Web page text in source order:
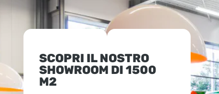
SCOPRI IL NOSTRO
SHOWROOM DI 1500
M2